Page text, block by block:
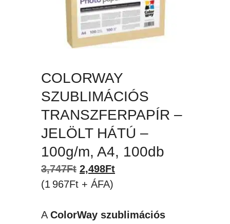
COLORWAY
SZUBLIMÁCIÓS
TRANSZFERPAPÍR –
JELÖLT HÁTÚ –
100g/m, A4, 100db
3,747Ft Original
price
3,747Ft.
2,498FtCurrent
2,498Ft.
(1 967Ft + ÁFA)
A ColorWay szublimációs